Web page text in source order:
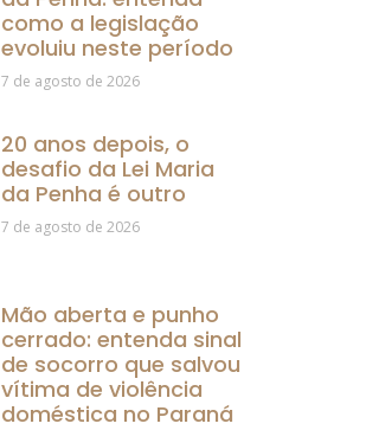
como a legislação
evoluiu neste período
7 de agosto de 2026
20 anos depois, o
desafio da Lei Maria
da Penha é outro
7 de agosto de 2026
Mão aberta e punho
cerrado: entenda sinal
de socorro que salvou
vítima de violência
doméstica no Paraná